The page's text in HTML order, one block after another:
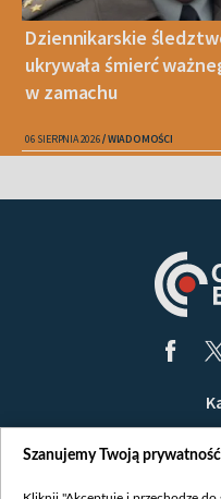
Dziennikarskie
ukrywała śmierć
w zamachu
06 SIERPNIA 2026 WIADOMOŚCI
Szanujemy Twoją prywatność